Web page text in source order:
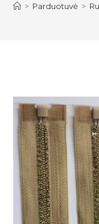
> Parduotuvė >